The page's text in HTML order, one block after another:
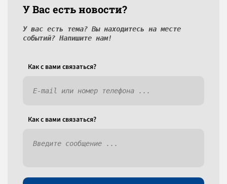
У Вас есть новости?
У вас есть тема? Вы находитесь на месте
событий? Напишите нам!
Как c вами связаться?
Как c вами связаться?